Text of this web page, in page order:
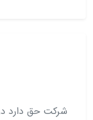
شرکت حق دارد